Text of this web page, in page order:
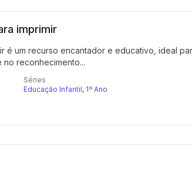
imprimir
é um recurso encantador e educativo, ideal
reconhecimento...
Séries
Educação Infantil, 1º Ano